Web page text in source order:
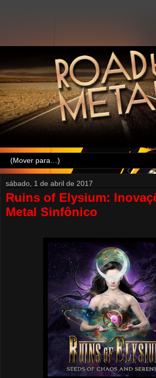
sábado, 1 de abril de 2017
Ruins of Elysium:
Metal Sinfônico